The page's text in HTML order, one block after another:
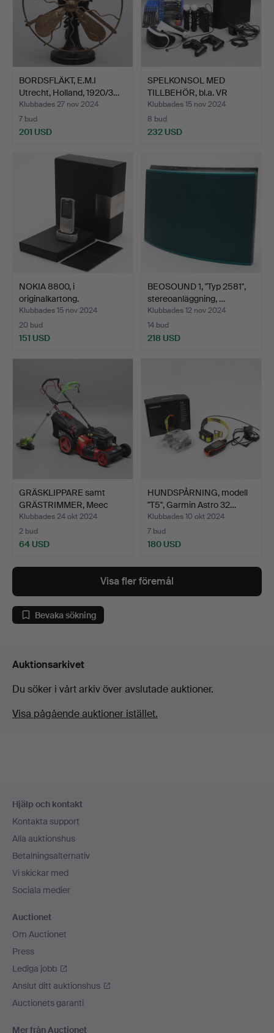
BORDSFLÄKT, E.M.I
Utrecht, Holland, 1920/3…
Klubbades 27 nov 2024
7 bud
201 USD
SPELKONSOL MED
TILLBEHÖR, bl.a. VR
glasögo…
Klubbades 15 nov 2024
8 bud
232 USD
NOKIA 8800, i
originalkartong.
Klubbades 15 nov 2024
20 bud
151 USD
BEOSOUND 1, "Typ 2581",
stereoanläggning, …
Klubbades 12 nov 2024
14 bud
218 USD
GRÄSKLIPPARE samt
GRÄSTRIMMER, Meec
tools,…
Klubbades 24 okt 2024
2 bud
64 USD
HUNDSPÅRNING, modell
"T5", Garmin Astro 32…
Klubbades 10 okt 2024
7 bud
180 USD
Visa fler föremål
Bevaka sökning
Auktionsarkivet
Du söker i vårt arkiv över avslutade auktioner.
Visa pågående auktioner istället.
Hjälp och kontakt
Kontakta support
Alla auktionshus
Betalningsalternativ
Vi skickar med
Sociala medier
Auctionet
Om Auctionet
Press
Lediga jobb
Anslut ditt auktionshus
Auctionets garanti
Mer från Auctionet